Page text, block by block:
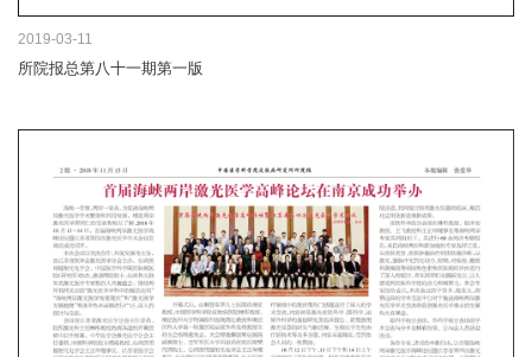
2019-03-11
所院报总第八十一期第一版